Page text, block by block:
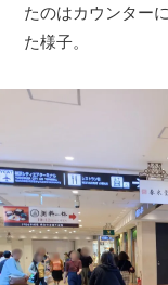
たのはカウンター
た様子。